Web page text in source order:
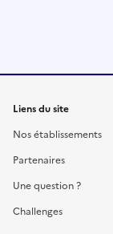
Liens du site
Nos établissements
Partenaires
Une question ?
Challenges